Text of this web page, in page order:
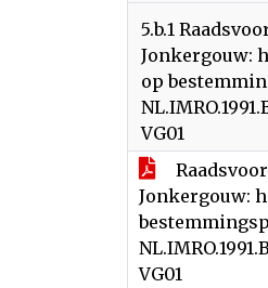
5.b.1
Jonkergouw:
op
VG01
Jonkergouw:
VG01